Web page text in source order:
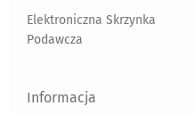
Elektroniczna Skrzynka
Podawcza
Informacja